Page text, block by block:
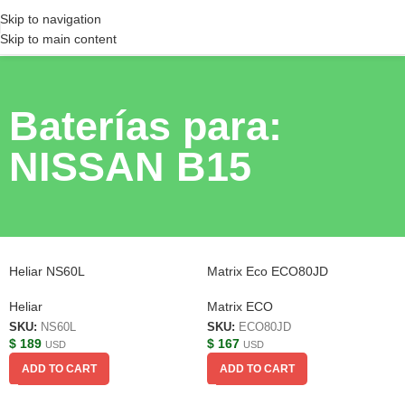
Skip to navigation
Skip to main content
Baterías para:
NISSAN B15
Heliar NS60L
Heliar
SKU: NS60L
$ 189 USD
ADD TO CART
Matrix Eco ECO80JD
Matrix ECO
SKU: ECO80JD
$ 167 USD
ADD TO CART